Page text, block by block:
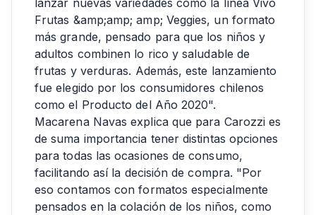
lanzar nuevas variedades como la línea Vivo
Frutas &amp;amp; amp; Veggies, un formato
más grande, pensado para que los niños y
adultos combinen lo rico y saludable de
frutas y verduras. Además, este lanzamiento
fue elegido por los consumidores chilenos
como el Producto del Año 2020".
Macarena Navas explica que para Carozzi es
de suma importancia tener distintas opciones
para todas las ocasiones de consumo,
facilitando así la decisión de compra. "Por
eso contamos con formatos especialmente
pensados en la colación de los niños, como